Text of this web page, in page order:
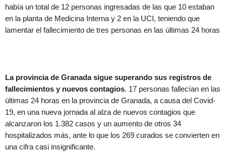
había un total de 12 personas ingresadas de las que 10 estaban
en la planta de Medicina Interna y 2 en la UCI, teniendo que
lamentar el fallecimiento de tres personas en las últimas 24 horas
La provincia de Granada sigue superando sus registros de
fallecimientos y nuevos contagios. 17 personas fallecían en las
últimas 24 horas en la provincia de Granada, a causa del Covid-
19, en una nueva jornada al alza de nuevos contagios que
alcanzaron los 1.382 casos y un aumento de otros 34
hospitalizados más, ante lo que los 269 curados se convierten en
una cifra casi insignificante.